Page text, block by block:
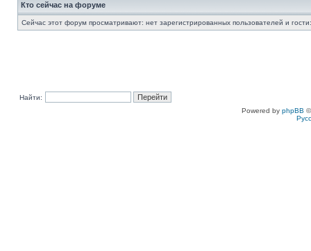
Кто сейчас на форуме
Сейчас этот форум просматривают: нет зарегистрированных пользователей и
Найти:
Powered by phpBB